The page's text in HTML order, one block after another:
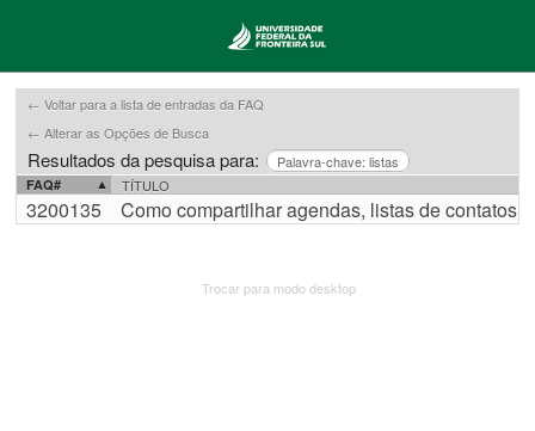
← Voltar para a lista de entradas da FAQ
← Alterar as Opções de Busca
Resultados da pesquisa para: Palavra-chave: listas
FAQ# TÍTULO
3200135 Como compartilhar agendas, listas de contatos,
Trocar para modo desktop